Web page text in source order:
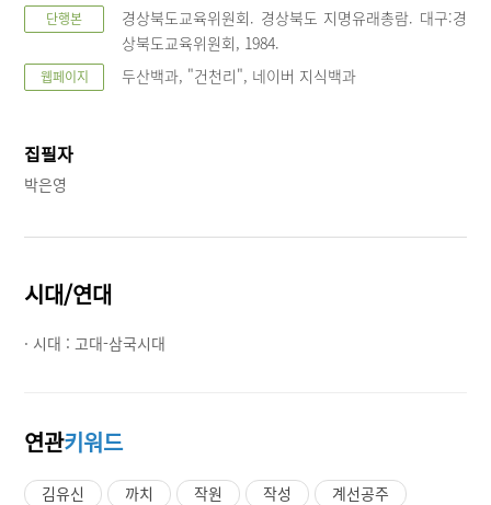
단행본
경상북도교육위원회. 경상북도 지명유래총람. 대구:경
상북도교육위원회, 1984.
웹페이지 두산백과, "건천리", 네이버 지식백과
집필자
박은영
시대/연대
· 시대 : 고대-삼국시대
연관키워드
김유신 까치 작원 작성 계선공주